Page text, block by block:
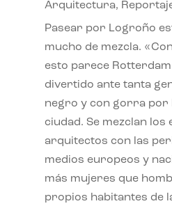
Arquitectura,
Pasear por Logroño
mucho de mezcla.
esto parece
divertido ante tanta
negro y con gorra por
ciudad. Se mezclan los
arquitectos con las
medios europeos y
más mujeres que
propios habitantes de